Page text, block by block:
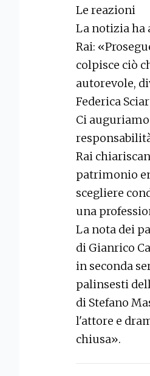
Le reazioni
La notizia ha
Rai:
colpisce ciò
autorevole,
Federica
Ci
Rai
patrimonio
scegliere
una
La nota dei
di Gianrico
in seconda
palinsesti
di Stefano
l'attore e
chiusa».